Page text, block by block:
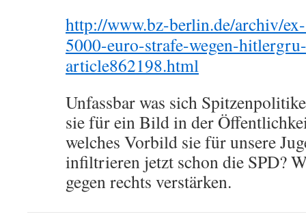
http://www.bz-berlin.de/archiv/
5000-euro-strafe-wegen-
article862198.html
Unfassbar was sich
sie für ein Bild in der
welches Vorbild sie für unsere
infiltrieren jetzt schon die SPD?
gegen rechts verstärken.